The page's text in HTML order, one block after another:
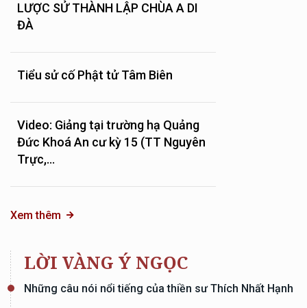
LƯỢC SỬ THÀNH LẬP CHÙA A DI
ĐÀ
Tiểu sử cố Phật tử Tâm Biên
Video: Giảng tại trường hạ Quảng
Đức Khoá An cư kỳ 15 (TT Nguyên
Trực,...
Xem thêm
LỜI VÀNG Ý NGỌC
Những câu nói nổi tiếng của thiền sư Thích Nhất Hạnh